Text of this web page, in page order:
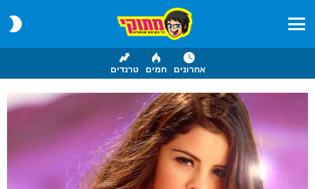
אחרונים חמים טרנדים